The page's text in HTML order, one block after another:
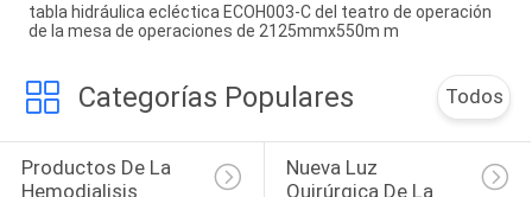
tabla hidráulica ecléctica ECOH003-C del teatro de operación
de la mesa de operaciones de 2125mmx550m m
Categorías Populares Todos
Productos De La
Hemodialisis
Nueva Luz
Quirúrgica De La